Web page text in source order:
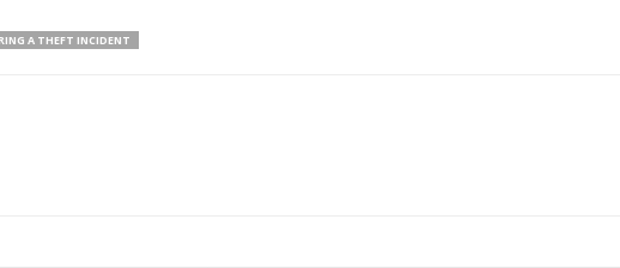
A THEFT INCIDENT